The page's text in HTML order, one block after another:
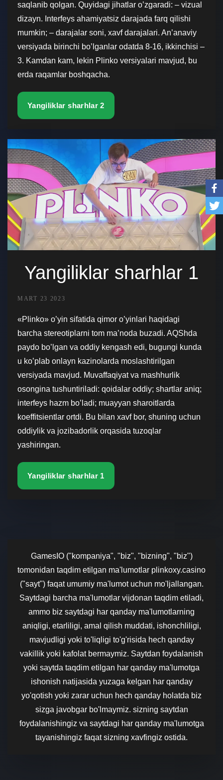
saqlanib qolgan. Quyidagi jihatlar o’zgaradi: – vizual
dizayn. Interfeys ahamiyatsiz darajada farq qilishi
mumkin; – darajalar soni, xavf darajalari. An’anaviy
versiyada birinchi bo’lganlar odatda 8-16, ikkinchisi –
3. Kamdan kam, lekin Plinko versiyalari mavjud, bu
erda raqamlar boshqacha.
Yangiliklar sharhlar 2
Yangiliklar sharhlar 1
MART 23 2023
«Plinko» o’yin sifatida qimor o’yinlari haqidagi
barcha stereotiplarni tom ma’noda buzadi. AQShda
paydo bo’lgan va oddiy kengash edi, bugungi kunda
u ko’plab onlayn kazinolarda moslashtirilgan
versiyada mavjud. Muvaffaqiyat va mashhurlik
osongina tushuntiriladi: qoidalar oddiy; shartlar aniq;
interfeys hazm bo’ladi; muayyan sharoitlarda
koeffitsientlar ortdi. Bu bilan xavf bor, shuning uchun
oddiylik va jozibadorlik orqasida tuzoqlar
yashiringan.
Yangiliklar sharhlar 1
GamesIO ("kompaniya", "biz", "bizning", "biz")
tomonidan taqdim etilgan ma'lumotlar plinkoxy.casino
("sayt") faqat umumiy ma'lumot uchun mo'ljallangan.
Saytdagi barcha ma'lumotlar vijdonan taqdim etiladi,
ammo biz saytdagi har qanday ma'lumotlarning
aniqligi, etarliligi, amal qilish muddati, ishonchliligi,
mavjudligi yoki to'liqligi to'g'risida hech qanday
vakillik yoki kafolat bermaymiz. Saytdan foydalanish
yoki saytda taqdim etilgan har qanday ma'lumotga
ishonish natijasida yuzaga kelgan har qanday
yo'qotish yoki zarar uchun hech qanday holatda biz
sizga javobgar bo'lmaymiz. sizning saytdan
foydalanishingiz va saytdagi har qanday ma'lumotga
tayanishingiz faqat sizning xavfingiz ostida.